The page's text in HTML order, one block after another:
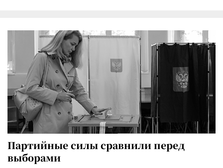
Партийные силы сравнили перед
выборами